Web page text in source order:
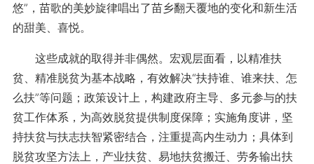
悠”，苗歌的美妙旋律唱出了苗乡翻天覆地的变化和新生活
的甜美、喜悦。
这些成就的取得并非偶然。宏观层面看，以精准扶
贫、精准脱贫为基本战略，有效解决“扶持谁、谁来扶、怎
么扶”等问题；政策设计上，构建政府主导、多元参与的扶
贫工作体系，为高效脱贫提供制度保障；实施角度讲，坚
持扶贫与扶志扶智紧密结合，注重提高内生动力；具体到
脱贫攻坚方法上，产业扶贫、易地扶贫搬迁、劳务输出扶